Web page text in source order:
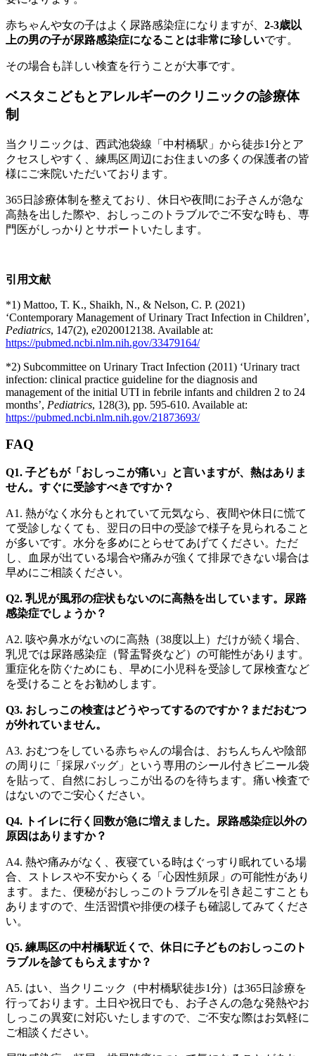
赤ちゃんや女の子はよく尿路感染症になりますが、 2-3歳以
上の男の子が尿路感染症になることは非常に珍しいです。
その場合も詳しい検査を行うことが大事です。
ベスタこどもとアレルギーのクリニックの診療体
制
当クリニックは、西武池袋線「中村橋駅」から徒歩1分とア
クセスしやすく、練馬区周辺にお住まいの多くの保護者の皆
様にご来院いただいております。
365日診療体制を整えており、休日や夜間にお子さんが急な
高熱を出した際や、おしっこのトラブルでご不安な時も、専
門医がしっかりとサポートいたします。
引用文献
*1) Mattoo, T. K., Shaikh, N., & Nelson, C. P. (2021)
‘Contemporary Management of Urinary Tract Infection in Children’,
Pediatrics, 147(2), e2020012138. Available at:
https://pubmed.ncbi.nlm.nih.gov/33479164/
*2) Subcommittee on Urinary Tract Infection (2011) ‘Urinary tract
infection: clinical practice guideline for the diagnosis and
management of the initial UTI in febrile infants and children 2 to 24
months’, Pediatrics, 128(3), pp. 595-610. Available at:
https://pubmed.ncbi.nlm.nih.gov/21873693/
FAQ
Q1. 子どもが「おしっこが痛い」と言いますが、熱はありま
せん。すぐに受診すべきですか？
A1. 熱がなく水分もとれていて元気なら、夜間や休日に慌て
て受診しなくても、翌日の日中の受診で様子を見られること
が多いです。水分を多めにとらせてあげてください。ただ
し、血尿が出ている場合や痛みが強くて排尿できない場合は
早めにご相談ください。
Q2. 乳児が風邪の症状もないのに高熱を出しています。尿路
感染症でしょうか？
A2. 咳や鼻水がないのに高熱（38度以上）だけが続く場合、
乳児では尿路感染症（腎盂腎炎など）の可能性があります。
重症化を防ぐためにも、早めに小児科を受診して尿検査など
を受けることをお勧めします。
Q3. おしっこの検査はどうやってするのですか？まだおむつ
が外れていません。
A3. おむつをしている赤ちゃんの場合は、おちんちんや陰部
の周りに「採尿バッグ」という専用のシール付きビニール袋
を貼って、自然におしっこが出るのを待ちます。痛い検査で
はないのでご安心ください。
Q4. トイレに行く回数が急に増えました。尿路感染症以外の
原因はありますか？
A4. 熱や痛みがなく、夜寝ている時はぐっすり眠れている場
合、ストレスや不安からくる「心因性頻尿」の可能性があり
ます。また、便秘がおしっこのトラブルを引き起こすことも
ありますので、生活習慣や排便の様子も確認してみてくださ
い。
Q5. 練馬区の中村橋駅近くで、休日に子どものおしっこのト
ラブルを診てもらえますか？
A5. はい、当クリニック（中村橋駅徒歩1分）は365日診療を
行っております。土日や祝日でも、お子さんの急な発熱やお
しっこの異変に対応いたしますので、ご不安な際はお気軽に
ご相談ください。